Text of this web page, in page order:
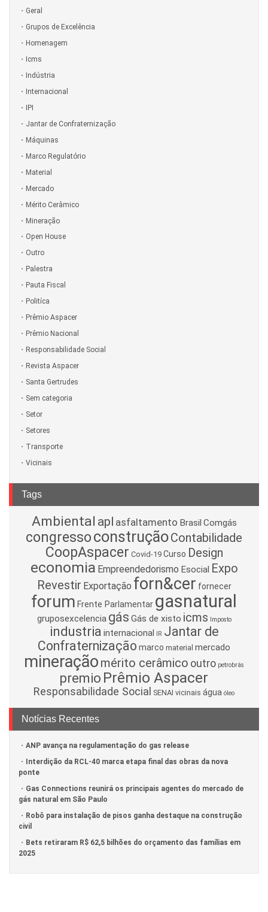
Geral
Grupos de Excelência
Homenagem
Icms
Indústria
Internacional
IPI
Jantar de Confraternização
Máquinas
Marco Regulatório
Material
Mercado
Mérito Cerâmico
Mineração
Open House
Outro
Palestra
Pauta Fiscal
Politíca
Prêmio Aspacer
Prêmio Nacional
Responsabilidade Social
Revista Aspacer
Santa Gertrudes
Sem categoria
Setor
Setores
Transporte
Vicinais
Tags
Ambiental apl asfaltamento Brasil Comgás
congressoconstruçãoContabilidade
CoopAspacer Covid-19 Curso Design
economia Empreendedorismo Esocial Expo
Revestir Exportação forn&cer fornecer
forum Frente Parlamentar gasnatural
gruposexcelencia gás Gás de xisto icms Imposto
industria internacional IR Jantar de
Confraternização marco material mercado
mineração mérito cerâmico outro petrobrás
premio Prêmio Aspacer
Responsabilidade Social SENAI vicinais água óleo
Notícias Recentes
ANP avança na regulamentação do gas release
Interdição da RCL-40 marca etapa final das obras da nova
ponte
Gas Connections reunirá os principais agentes do mercado de
gás natural em São Paulo
Robô para instalação de pisos ganha destaque na construção
civil
Bets retiraram R$ 62,5 bilhões do orçamento das famílias em
2025